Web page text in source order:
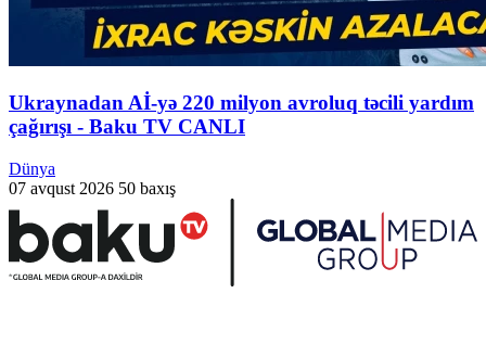
Ukraynadan Aİ-yə 220 milyon avroluq təcili yardım
çağırışı - Baku TV CANLI
Dünya
07 avqust 2026 50 baxış